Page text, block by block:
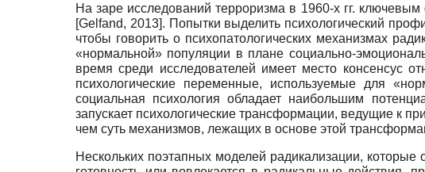
На заре исследований терроризма в 1960-х гг.
[Gelfand, 2013]. Попытки выделить психологический
чтобы говорить о психопатологических механизмах
«нормальной» популяции в плане социально-
время среди исследователей имеет место консенсус
психологические переменные, используемые для
социальная психология обладает наибольшим
запускает психологические трансформации, ведущие к
чем суть механизмов, лежащих в основе этой
Нескольких поэтапных моделей радикализации,